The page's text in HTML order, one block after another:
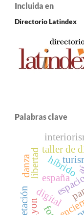
Incluida en
Directorio Latindex
Palabras clave
españa
digital
híbrido
taller de
libertad
danza